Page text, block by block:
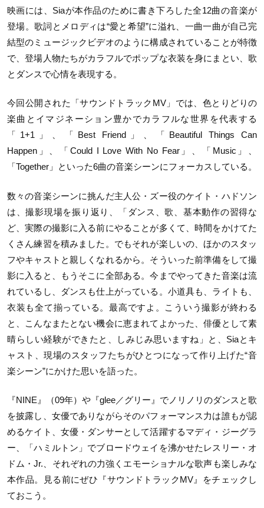
映画には、 Siaが本作品のために書き下ろした全12曲の音楽が
登場。歌詞とメロディは“愛と希望”に溢れ、一曲一曲が自己完
結型のミュージックビデオのように構成されていることが特徴
で、登場人物たちがカラフルでポップな衣装を身にまとい、歌
とダンスで心情を表現する。
今回公開された「サウンドトラック MV」では、色とりどりの
楽曲とイマジネーション豊かでカラフルな世界を代表する
「 1+1 」、「 Best Friend 」、「 Beautiful Things Can
Happen 」、「 Could I Love With No Fear」、「 Music 」、
「Together 」といった6曲の音楽シーンにフォーカスしている。
数々の音楽シーンに挑んだ主人公・ズー役のケイト・ハドソン
は、撮影現場を振り返り、「ダンス、歌、基本動作の習得な
ど、実際の撮影に入る前にやることが多くて、時間をかけてた
くさん練習を積みました。でもそれが楽しいの、ほかのスタッ
フやキャストと親しくなれるから。そういった前準備をして撮
影に入ると、もうそこに全部ある。今までやってきた音楽は流
れているし、ダンスも仕上がっている。小道具も、ライトも、
衣装も全て揃っている。最高ですよ。こういう撮影が終わる
と、こんなまたとない機会に恵まれてよかった、俳優として素
晴らしい経験ができたと、しみじみ思いますね」と、 Siaとキ
ャスト、現場のスタッフたちがひとつになって作り上げた“音
楽シーン”にかけた思いを語った。
『NINE 』（09年）や『glee／グリー』でノリノリのダンスと歌
を披露し、女優でありながらそのパフォーマンス力は誰もが認
めるケイト、女優・ダンサーとして活躍するマディ・ジーグラ
ー、「ハミルトン」でブロードウェイを沸かせたレスリー・オ
ドム・Jr. 、それぞれの力強くエモーショナルな歌声も楽しみな
本作品。見る前にぜひ『サウンドトラックMV』
をチェックし
ておこう。